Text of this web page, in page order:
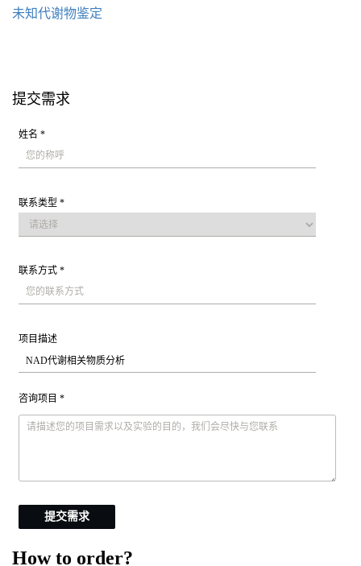
未知代谢物鉴定
提交需求
姓名 *
联系类型 *
联系方式 *
项目描述
咨询项目 *
提交需求
How to order?